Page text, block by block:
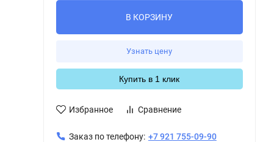
В КОРЗИНУ
Узнать цену
Купить в 1 клик
Избранное Сравнение
Заказ по телефону: +7 921 755-09-90